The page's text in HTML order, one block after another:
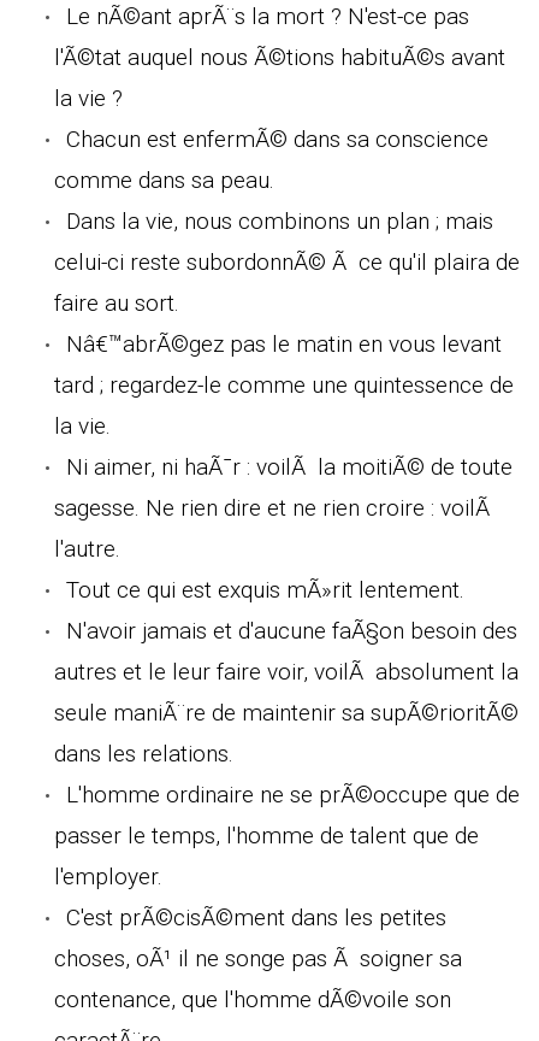
Le nÃ©ant aprÃ¨s la mort ? N'est-ce pas
l'Ã©tat auquel nous Ã©tions habituÃ©s avant
la vie ?
Chacun est enfermÃ© dans sa conscience
comme dans sa peau.
Dans la vie, nous combinons un plan ; mais
celui-ci reste subordonnÃ© Ã ce qu'il plaira de
faire au sort.
Nâ€™abrÃ©gez pas le matin en vous levant
tard ; regardez-le comme une quintessence de
la vie.
Ni aimer, ni haÃ¯r : voilÃ la moitiÃ© de toute
sagesse. Ne rien dire et ne rien croire : voilÃ
l'autre.
Tout ce qui est exquis mÃ»rit lentement.
N'avoir jamais et d'aucune faÃ§on besoin des
autres et le leur faire voir, voilÃ absolument la
seule maniÃ¨re de maintenir sa supÃ©rioritÃ©
dans les relations.
L'homme ordinaire ne se prÃ©occupe que de
passer le temps, l'homme de talent que de
l'employer.
C'est prÃ©cisÃ©ment dans les petites
choses, oÃ¹ il ne songe pas Ã soigner sa
contenance, que l'homme dÃ©voile son